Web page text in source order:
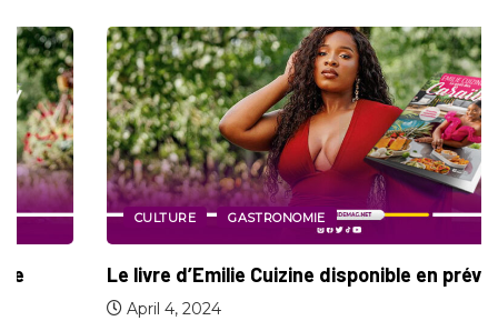
CULTURE GASTRONOMIE
Le livre d’Emilie Cuizine disponible en prévente
April 4, 2024